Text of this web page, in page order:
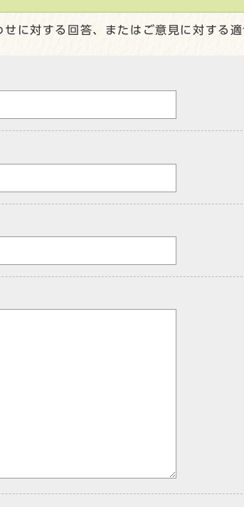
に対する回答、またはご意見に対する